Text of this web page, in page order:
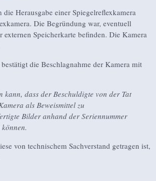
Herausgabe einer Spiegelreflexkamera
Die Begründung war, eventuell
Speicherkarte befinden. Die Kamera
die Beschlagnahme der Kamera mit
kann, dass der Beschuldigte von der Tat
als Beweismittel zu
Bilder anhand der Seriennummer
von technischem Sachverstand getragen ist,